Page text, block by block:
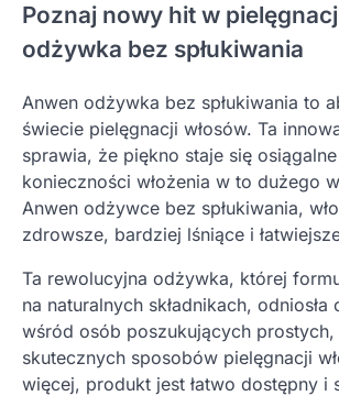
Poznaj nowy hit w
odżywka bez spłukiwania
Anwen odżywka bez spłukiwania to
świecie pielęgnacji włosów. Ta
sprawia, że piękno staje się
konieczności włożenia w to dużego
Anwen odżywce bez spłukiwania,
zdrowsze, bardziej lśniące i
Ta rewolucyjna odżywka, której
na naturalnych składnikach,
wśród osób poszukujących prostych,
skutecznych sposobów pielęgnacji
więcej, produkt jest łatwo dostępny i